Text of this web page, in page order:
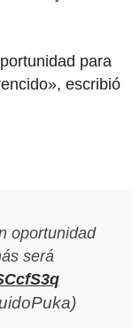
para
escribió
oportunidad
será